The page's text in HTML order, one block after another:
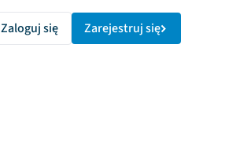
Zaloguj się Zarejestruj się